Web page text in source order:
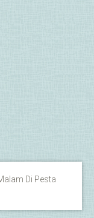
Di Pesta